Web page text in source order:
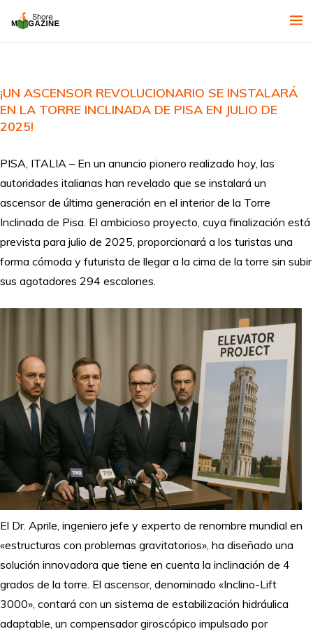
¡UN ASCENSOR REVOLUCIONARIO SE INSTALARÁ
EN LA TORRE INCLINADA DE PISA EN JULIO DE
2025!
PISA, ITALIA – En un anuncio pionero realizado hoy, las
autoridades italianas han revelado que se instalará un
ascensor de última generación en el interior de la Torre
Inclinada de Pisa. El ambicioso proyecto, cuya finalización está
prevista para julio de 2025, proporcionará a los turistas una
forma cómoda y futurista de llegar a la cima de la torre sin subir
sus agotadores 294 escalones.
El Dr. Aprile, ingeniero jefe y experto de renombre mundial en
«estructuras con problemas gravitatorios», ha diseñado una
solución innovadora que tiene en cuenta la inclinación de 4
grados de la torre. El ascensor, denominado «Inclino-Lift
3000», contará con un sistema de estabilización hidráulica
adaptable, un compensador giroscópico impulsado por